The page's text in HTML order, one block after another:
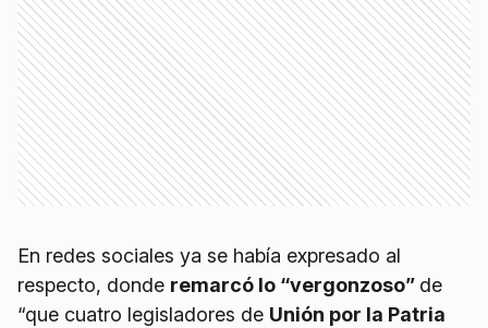
En redes sociales ya se había expresado al
respecto, donde remarcó lo “vergonzoso” de
“que cuatro legisladores de Unión por la Patria